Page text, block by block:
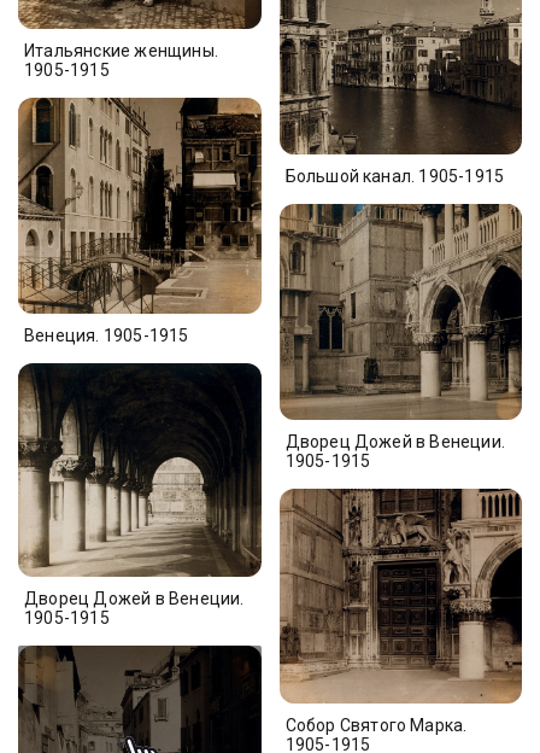
Итальянские женщины.
1905-1915
Венеция. 1905-1915
Дворец Дожей в Венеции.
1905-1915
Большой канал. 1905-1915
Дворец Дожей в Венеции.
1905-1915
Собор Святого Марка.
1905-1915